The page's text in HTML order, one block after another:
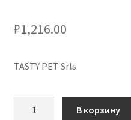
₽1,216.00
TASTY PET Srls
В корзину